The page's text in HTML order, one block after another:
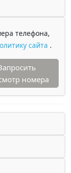
телефона,
сайта .
номера